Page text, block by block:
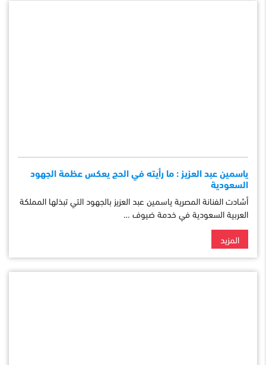
ياسمين عبد العزيز : ما رأيته في الحج يعكس عظمة الجهود
السعودية
أشادت الفنانة المصرية ياسمين عبد العزيز بالجهود التي تبذلها المملكة
العربية السعودية في خدمة ضيوف …
المزيد